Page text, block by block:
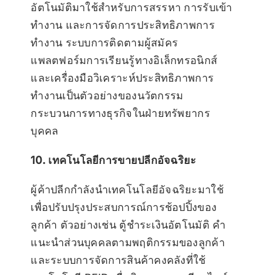
อัตโนมัติมาใช้สำหรับการสรรหา การรับเข้า
ทำงาน และการจัดการประสิทธิภาพการ
ทำงาน ระบบการติดตามผู้สมัคร
แพลตฟอร์มการเรียนรู้ทางอิเล็กทรอนิกส์
และเครื่องมือวิเคราะห์ประสิทธิภาพการ
ทำงานเป็นตัวอย่างของนวัตกรรม
กระบวนการทางธุรกิจในฝ่ายทรัพยากร
บุคคล
10. เทคโนโลยีการขายปลีกอัจฉริยะ
ผู้ค้าปลีกกำลังนำเทคโนโลยีอัจฉริยะมาใช้
เพื่อปรับปรุงประสบการณ์การช้อปปิ้งของ
ลูกค้า ตัวอย่างเช่น ตู้ชำระเงินอัตโนมัติ คำ
แนะนำส่วนบุคคลตามพฤติกรรมของลูกค้า
และระบบการจัดการสินค้าคงคลังที่ใช้